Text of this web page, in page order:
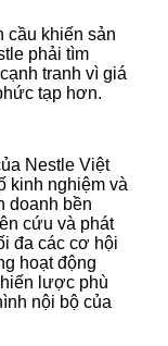
cầu khiến sản
phải tìm
tranh vì giá
tạp hơn.
Nestle Việt
kinh nghiệm và
doanh bền
cứu và phát
đa các cơ hội
hoạt động
lược phù
nội bộ của